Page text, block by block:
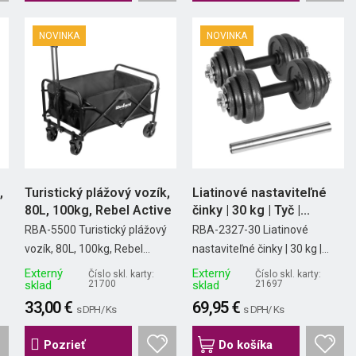
NOVINKA
Turistický plážový vozík,
80L, 100kg, Rebel Active
RBA-5500 Turistický plážový
vozík, 80L, 100kg, Rebel...
Externý
sklad
Číslo skl. karty:
21700
33,00 € s DPH/ Ks
Pozrieť
NOVINKA
Liatinové nastaviteľné
činky | 30 kg | Tyč |...
RBA-2327-30 Liatinové
nastaviteľné činky | 30 kg |...
Externý
sklad
Číslo skl. karty:
21697
69,95 € s DPH/ Ks
Do košíka